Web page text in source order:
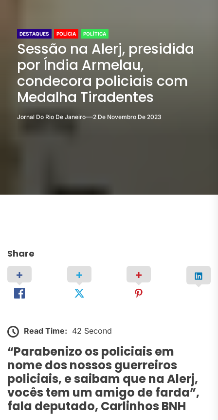
DESTAQUES POLÍCIA POLÍTICA
Sessão na Alerj, presidida
por Índia Armelau,
condecora policiais com
Medalha Tiradentes
Jornal Do Rio De Janeiro 2 De Novembro De 2023
Share
Read Time: 42 Second
“Parabenizo os policiais em
nome dos nossos guerreiros
policiais, e saibam que na Alerj,
vocês tem um amigo de farda”,
fala deputado, Carlinhos BNH